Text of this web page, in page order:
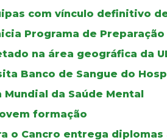
com vínculo definitivo
Programa de
na área geográfica da
Banco de Sangue do
Mundial da Saúde Mental
formação
o Cancro entrega